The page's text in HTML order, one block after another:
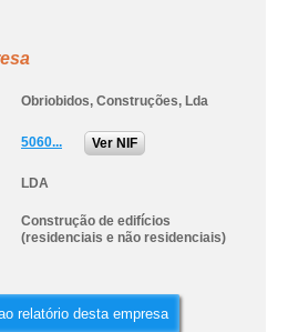
Obriobidos, Construções, Lda
5060... Ver NIF
LDA
Construção de edifícios
(residenciais e não residenciais)
relatório desta empresa